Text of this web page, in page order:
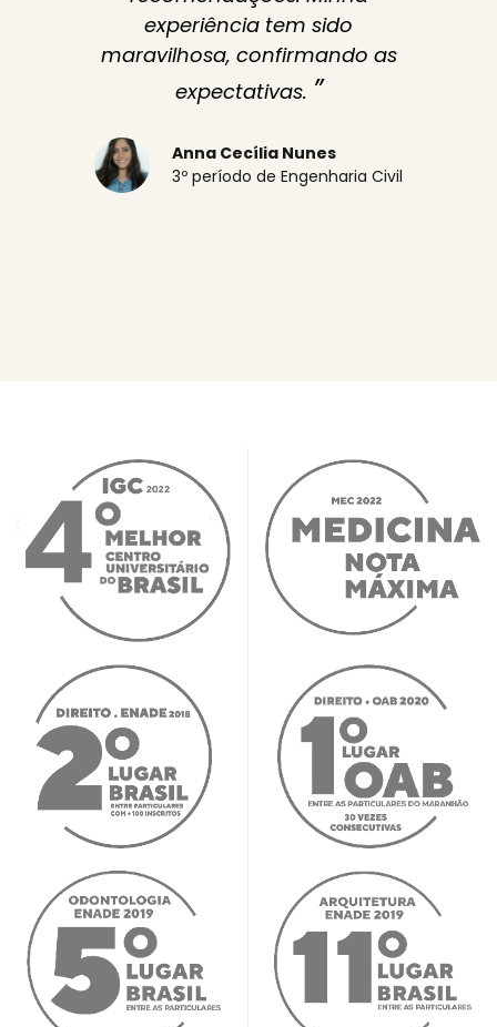
experiência tem sido
maravilhosa, confirmando as
expectativas. ”
Anna Cecília Nunes
3º período de Engenharia Civil